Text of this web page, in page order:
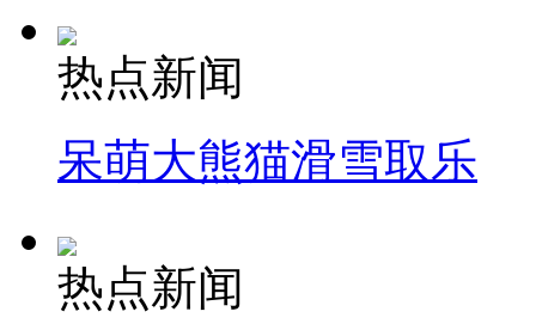
热点新闻
呆萌大熊猫滑雪取乐
热点新闻